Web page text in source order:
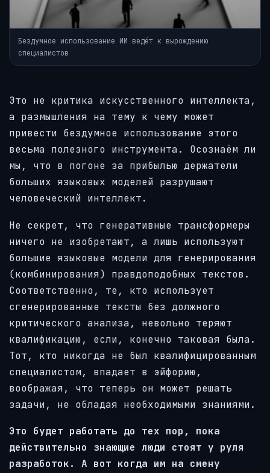
Бездумное использование ИИ ведёт к вырождению
специалистов
Это не критика искусственного интеллекта,
а размышления на тему к чему может
привести бездумное использование этого
весьма полезного инструмента. Осознаём ли
мы, что в погоне за прибылью держатели
больших языковых моделей разрушают
человеческий интеллект.
Не секрет, что генеративные трансформеры
ничего не изобретают, а лишь используют
большие языковые модели для генерирования
(комбинирования) правдоподобных текстов.
Соответственно, те, кто использует
сгенерированные тексты без должного
критического анализа, невольно теряют
квалификацию, если, конечно таковая была.
Тот, кто никогда не был квалифицированным
специалистом, впадает в эйфорию,
воображая, что теперь он может решать
задачи, не обладая необходимыми знаниями.
Это будет работать до тех пор, пока
действительно знающие люди стоят у руля
разработок. А вот когда им на смену